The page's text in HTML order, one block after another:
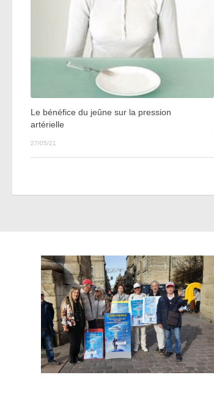
Le bénéfice du jeûne sur la pression
artérielle
27/05/21